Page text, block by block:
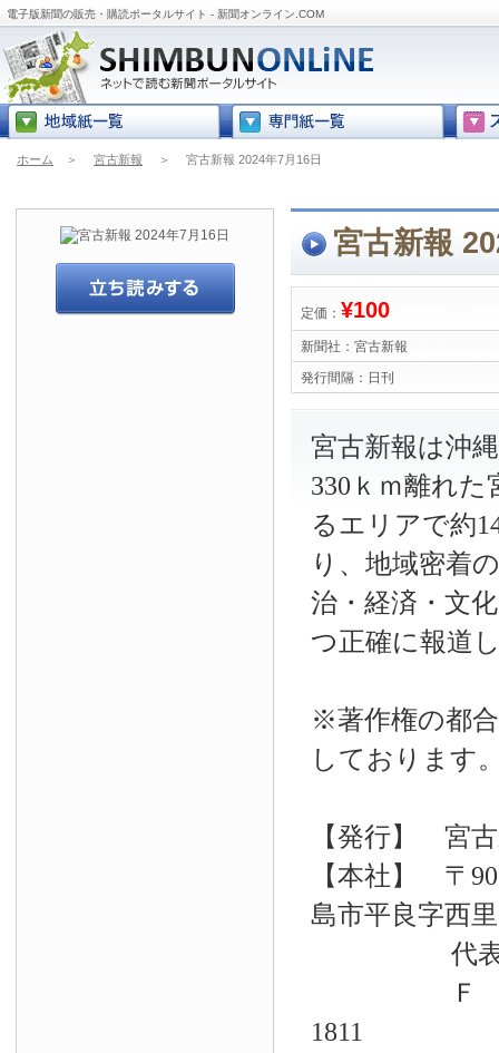
電子版新聞の販売・購読ポータルサイト - 新聞オンライン.COM
ホーム ＞ 宮古新報 ＞ 宮古新報 2024年7月16日
宮古新報
定価： ¥100
新聞社： 宮古新報
発行間隔： 日刊
宮古新報は沖
330ｋｍ離れ
るエリアで約
り、地域密着
治・経済・文
つ正確に報道
※著作権の都
しております
【発行】 宮
【本社】 〒
島市平良字西
代表電話
Ｆ Ａ
1811